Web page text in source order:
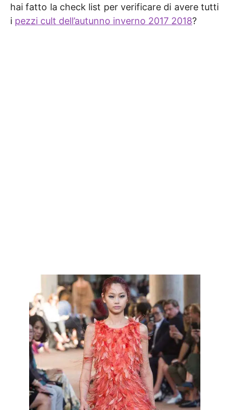
hai fatto la check list per verificare di avere tutti
i pezzi cult dell’autunno inverno 2017 2018?